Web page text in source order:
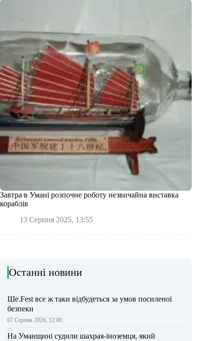
Завтра в Умані розпочне роботу незвичайна виставка
кораблів
13 Серпня 2025, 13:55
Останні новини
Ше.Fest все ж таки відбудеться за умов посиленої
безпеки
07 Серпня 2026, 12:00
На Уманщині судили шахрая-іноземця, який